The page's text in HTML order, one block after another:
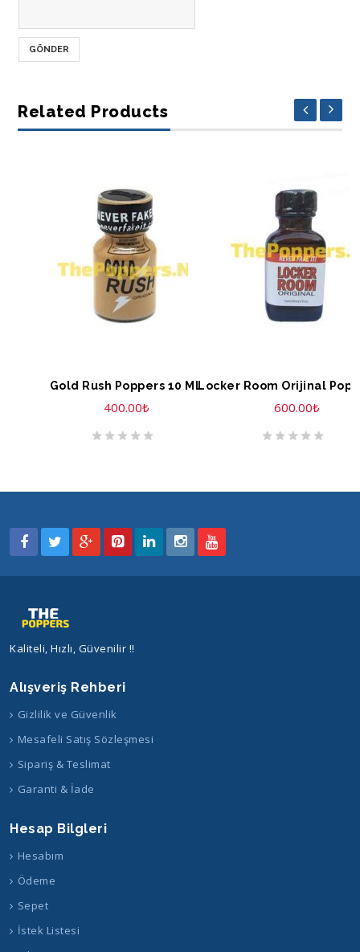
Related Products
SEPETE EKLE
Gold Rush Poppers 10 ML
400.00₺
SEPETE EKLE
600.00₺
Kaliteli, Hızlı, Güvenilir !!
Alışveriş Rehberi
Gizlilik ve Güvenlik
Mesafeli Satış Sözleşmesi
Sipariş & Teslimat
Garanti & İade
Hesap Bilgleri
Hesabım
Ödeme
Sepet
İstek Listesi